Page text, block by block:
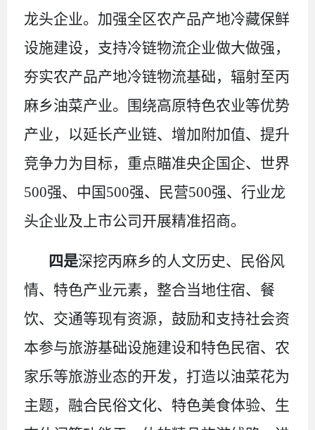
龙头企业。加强全区农产品产地冷藏保鲜
设施建设，支持冷链物流企业做大做强，
夯实农产品产地冷链物流基础，辐射至丙
麻乡油菜产业。围绕高原特色农业等优势
产业，以延长产业链、增加附加值、提升
竞争力为目标，重点瞄准央企国企、世界
500强、中国500强、民营500强、行业龙
头企业及上市公司开展精准招商。
四是深挖丙麻乡的人文历史、民俗风
情、特色产业元素，整合当地住宿、餐
饮、交通等现有资源，鼓励和支持社会资
本参与旅游基础设施建设和特色民宿、农
家乐等旅游业态的开发，打造以油菜花为
主题，融合民俗文化、特色美食体验、生